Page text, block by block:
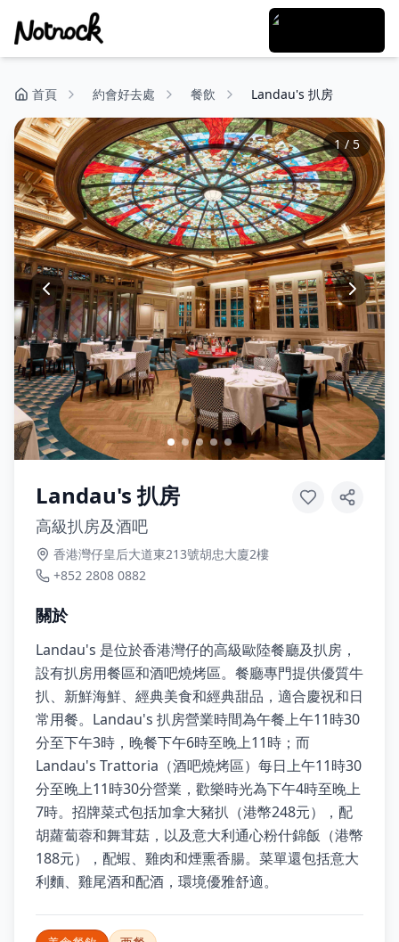
首頁 約會好去處 餐飲 Landau's 扒房
1/ 5
Landau's 扒房
高級扒房及酒吧
香港灣仔皇后大道東213號胡忠大廈2樓
+852 2808 0882
關於
Landau's 是位於香港灣仔的高級歐陸餐廳及扒房，
設有扒房用餐區和酒吧燒烤區。餐廳專門提供優質牛
扒、新鮮海鮮、經典美食和經典甜品，適合慶祝和日
常用餐。Landau's 扒房營業時間為午餐上午11時30
分至下午3時，晚餐下午6時至晚上11時；而
Landau's Trattoria（酒吧燒烤區）每日上午11時30
分至晚上11時30分營業，歡樂時光為下午4時至晚上
7時。招牌菜式包括加拿大豬扒（港幣248元），配
胡蘿蔔蓉和舞茸菇，以及意大利通心粉什錦飯（港幣
188元），配蝦、雞肉和煙熏香腸。菜單還包括意大
利麵、雞尾酒和配酒，環境優雅舒適。